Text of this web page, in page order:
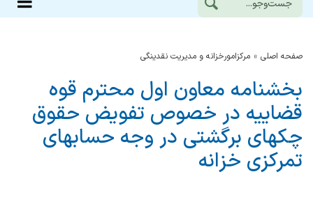
صفحه اصلی مرکزامورخزانه و مدیریت نقدینگی
بخشنامه معاون اول محترم قوه
قضاییه در خصوص تفویض حقوق
چکهای برگشتی در وجه حسابهای
تمرکزی خزانه